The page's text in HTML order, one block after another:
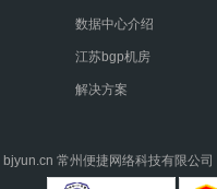
数据中心介绍
江苏bgp机房
解决方案
bjyun.cn 常州便捷网络科技有限公